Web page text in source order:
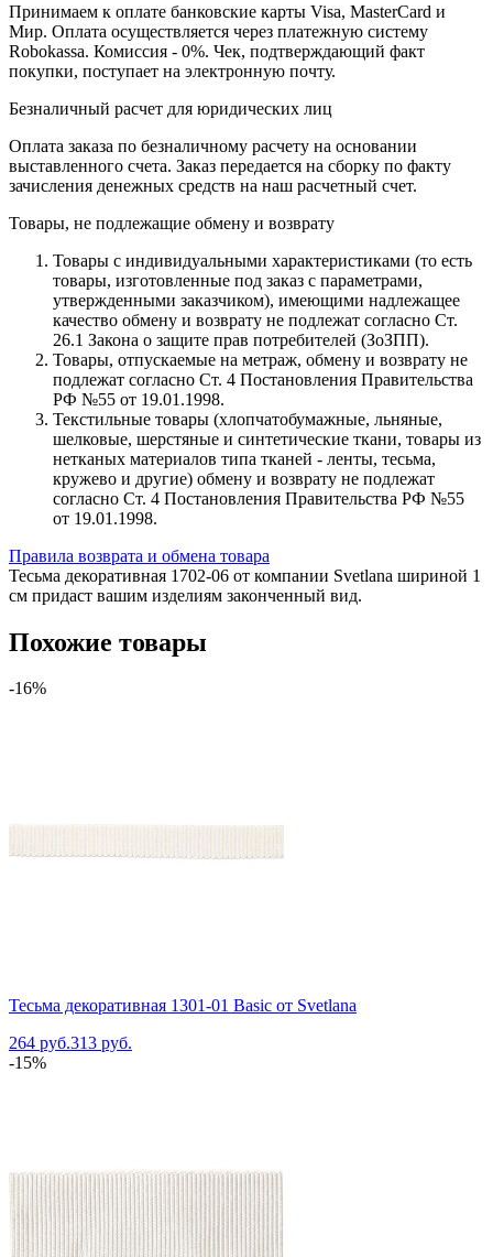
Принимаем к оплате банковские карты Visa, MasterCard и
Мир. Оплата осуществляется через платежную систему
Robokassa. Комиссия - 0%. Чек, подтверждающий факт
покупки, поступает на электронную почту.
Безналичный расчет для юридических лиц
Оплата заказа по безналичному расчету на основании
выставленного счета. Заказ передается на сборку по факту
зачисления денежных средств на наш расчетный счет.
Товары, не подлежащие обмену и возврату
Товары с индивидуальными характеристиками (то есть
товары, изготовленные под заказ с параметрами,
утвержденными заказчиком), имеющими надлежащее
качество обмену и возврату не подлежат согласно Ст.
26.1 Закона о защите прав потребителей (ЗоЗПП).
Товары, отпускаемые на метраж, обмену и возврату не
подлежат согласно Ст. 4 Постановления Правительства
РФ №55 от 19.01.1998.
Текстильные товары (хлопчатобумажные, льняные,
шелковые, шерстяные и синтетические ткани, товары из
нетканых материалов типа тканей - ленты, тесьма,
кружево и другие) обмену и возврату не подлежат
согласно Ст. 4 Постановления Правительства РФ №55
от 19.01.1998.
Правила возврата и обмена товара
Тесьма декоративная 1702-06 от компании Svetlana шириной 1
см придаст вашим изделиям законченный вид.
Похожие товары
-16%
Тесьма декоративная 1301-01 Basic от Svetlana
264 руб.313 руб.
-15%